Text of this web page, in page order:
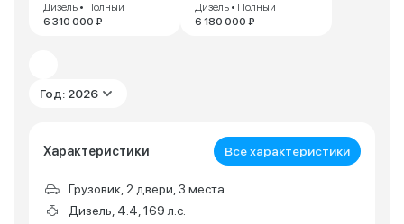
Дизель • Полный
6 310 000 ₽
Дизель • Полный
6 180 000 ₽
Год: 2026
Характеристики Все характеристики
Грузовик, 2 двери, 3 места
Дизель, 4.4, 169 л.с.